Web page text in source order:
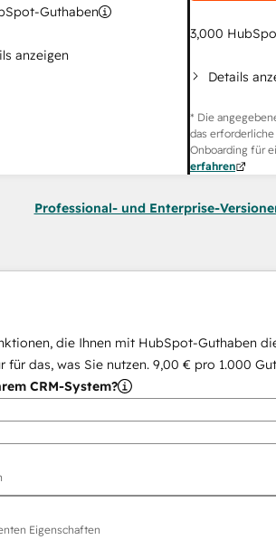
Guthaben
anzeigen
3,000
Details
* Die
das
Onboarding für
erfahren
Professional- und Enterprise-
die Ihnen mit HubSpot-Guthaben
für das, was Sie nutzen. 9,00 € pro 1.000
CRM-System?
Eigenschaften